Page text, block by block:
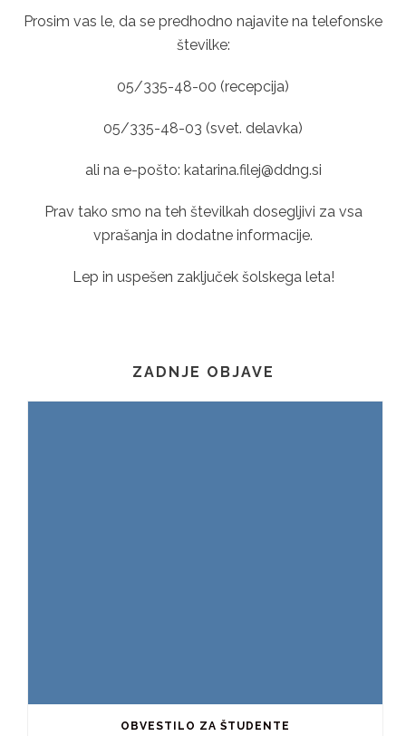
Prosim vas le, da se predhodno najavite na telefonske
številke:
05/335-48-00 (recepcija)
05/335-48-03 (svet. delavka)
ali na e-pošto: katarina.filej@ddng.si
Prav tako smo na teh številkah dosegljivi za vsa
vprašanja in dodatne informacije.
Lep in uspešen zaključek šolskega leta!
ZADNJE OBJAVE
OBVESTILO ZA ŠTUDENTE